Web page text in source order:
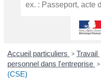
Accueil particuliers > Travail
personnel dans l'entreprise >
(CSE)